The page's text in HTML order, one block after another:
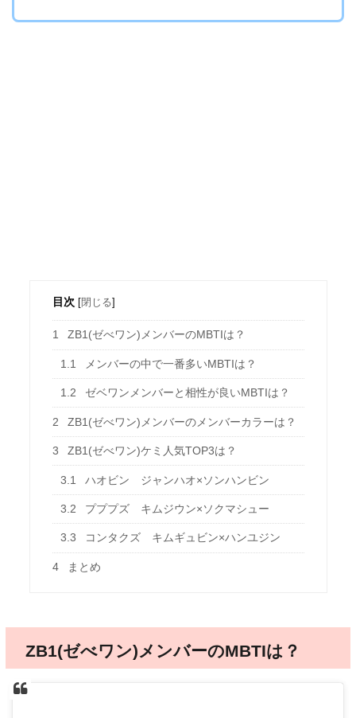
目次 [閉じる]
1 ZB1(ゼべワン)メンバーのMBTIは？
1.1 メンバーの中で一番多いMBTIは？
1.2 ゼベワンメンバーと相性が良いMBTIは？
2 ZB1(ゼべワン)メンバーのメンバーカラーは？
3 ZB1(ゼべワン)ケミ人気TOP3は？
3.1 ハオビン ジャンハオ×ソンハンビン
3.2 プププズ キムジウン×ソクマシュー
3.3 コンタクズ キムギュビン×ハンユジン
4 まとめ
ZB1(ゼべワン)メンバーのMBTIは？